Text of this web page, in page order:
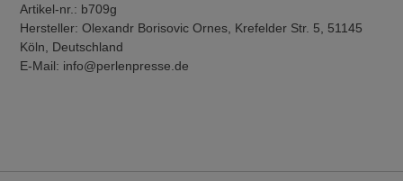
Artikel-nr.: b709g
Hersteller: Olexandr Borisovic Ornes, Krefelder Str. 5, 51145
Köln, Deutschland
E-Mail: info@perlenpresse.de